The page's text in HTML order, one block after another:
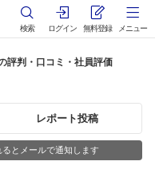
検索 ログイン 無料登録 メニュー
評判・口コミ・社員評価
レポート投稿
とメールで通知します